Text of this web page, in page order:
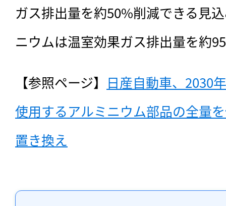
ガス排出量を約50%削減できる見
ニウムは温室効果ガス排出量を約
【参照ページ】 日産自動車、2030
使用するアルミニウム部品の全量
置き換え